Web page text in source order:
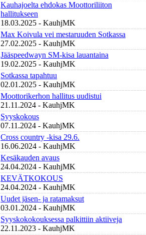
Kauhajoelta ehdokas Moottoriliiton
hallitukseen
18.03.2025 - KauhjMK
Max Koivula vei mestaruuden Sotkassa
27.02.2025 - KauhjMK
Jääspeedwayn SM-kisa lauantaina
19.02.2025 - KauhjMK
Sotkassa tapahtuu
02.01.2025 - KauhjMK
Moottorikerhon hallitus uudistui
21.11.2024 - KauhjMK
Syyskokous
07.11.2024 - KauhjMK
Cross country -kisa 29.6.
16.06.2024 - KauhjMK
Kesäkauden avaus
24.04.2024 - KauhjMK
KEVÄTKOKOUS
24.04.2024 - KauhjMK
Uudet jäsen- ja ratamaksut
03.01.2024 - KauhjMK
Syyskokokouksessa palkittiin aktiiveja
22.11.2023 - KauhjMK